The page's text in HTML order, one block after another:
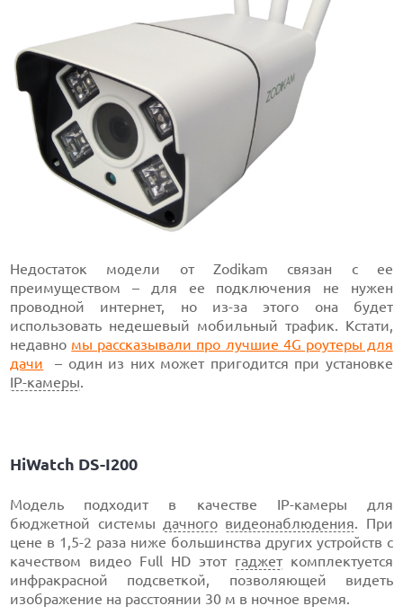
Недостаток модели от Zodikam связан с ее
преимуществом – для ее подключения не нужен
проводной интернет, но из-за этого она будет
использовать недешевый мобильный трафик. Кстати,
недавно мы рассказывали про лучшие 4G роутеры для
дачи – один из них может пригодится при установке
IP-камеры.
HiWatch DS-I200
Модель подходит в качестве IP-камеры для
бюджетной системы дачного видеонаблюдения. При
цене в 1,5-2 раза ниже большинства других устройств с
качеством видео Full HD этот гаджеткомплектуется
инфракрасной подсветкой, позволяющей видеть
изображение на расстоянии 30 м в ночное время.